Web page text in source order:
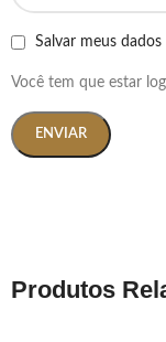
Salvar meus
Você tem que estar
Produtos